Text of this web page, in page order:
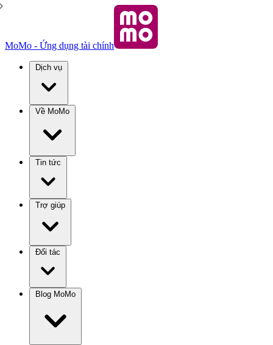
MoMo - Ứng dụng tài chính
Dịch vụ
Về MoMo
Tin tức
Trợ giúp
Đối tác
Blog MoMo